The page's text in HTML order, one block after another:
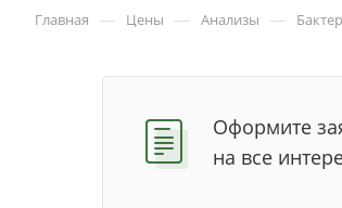
Главная — Цены — Анализы —
Оформите
на все